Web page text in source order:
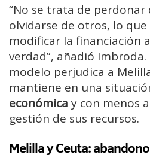
“No se trata de perdonar
olvidarse de otros, lo
modificar la financiación
verdad”, añadió
modelo perjudica a
mantiene en una
económica y con menos
gestión de sus recursos.
Melilla y Ceuta: